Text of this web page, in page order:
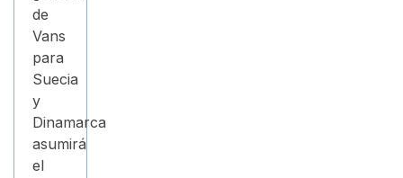
de
Vans
para
Suecia
y
Dinamarca
asumirá
el